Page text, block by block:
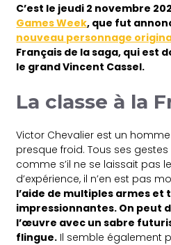
C’est le jeudi 2 novembre
Games Week, que fut
nouveau personnage
Français de la saga, qui est
le grand Vincent Cassel.
La classe à la
Victor Chevalier est un
presque froid. Tous ses
comme s’il ne se laissait pas
d’expérience, il n’en est pas
l’aide de multiples armes et
impressionnantes. On peut
l’œuvre avec un sabre
flingue. Il semble également